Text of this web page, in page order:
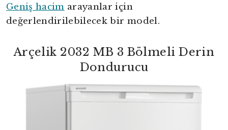
Geniş hacim arayanlar için
değerlendirilebilecek bir model.
Arçelik 2032 MB 3 Bölmeli Derin
Dondurucu